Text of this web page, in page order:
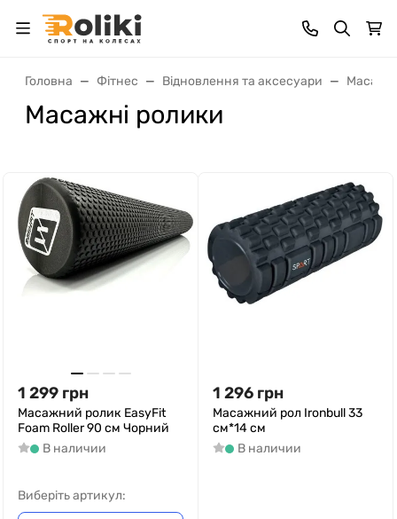
Головна Фітнес Відновлення та аксесуари Масаж
Масажні ролики
1 299 грн
Масажний ролик EasyFit
Foam Roller 90 см Чорний
В наличии
Виберіть артикул:
1 296 грн
Масажний рол Ironbull 33
см*14 см
В наличии